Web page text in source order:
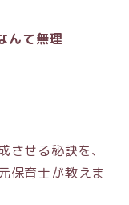
んて無理
せる秘訣を、
保育士が教えま